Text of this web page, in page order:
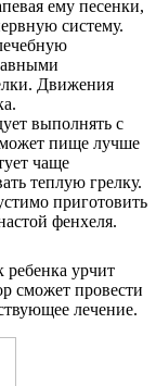
ему песенки,
систему.
Движения
выполнять с
пище лучше
чаще
теплую грелку.
приготовить
фенхеля.
урчит
сможет провести
лечение.